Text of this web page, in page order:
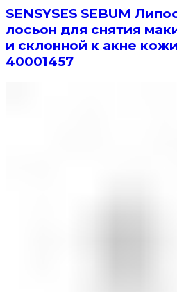
SENSYSES SEBUM
лосьон для снятия
и склонной к акне
40001457